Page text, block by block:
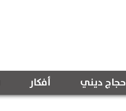
حجاج ديني أفكار